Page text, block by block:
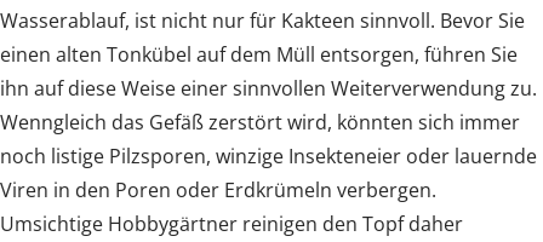
Wasserablauf, ist nicht nur für Kakteen sinnvoll. Bevor Sie
einen alten Tonkübel auf dem Müll entsorgen, führen Sie
ihn auf diese Weise einer sinnvollen Weiterverwendung zu.
Wenngleich das Gefäß zerstört wird, könnten sich immer
noch listige Pilzsporen, winzige Insekteneier oder lauernde
Viren in den Poren oder Erdkrümeln verbergen.
Umsichtige Hobbygärtner reinigen den Topf daher